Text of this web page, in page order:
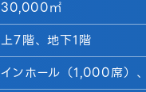
㎡
7階、地下1階
ンホール（1,000席）